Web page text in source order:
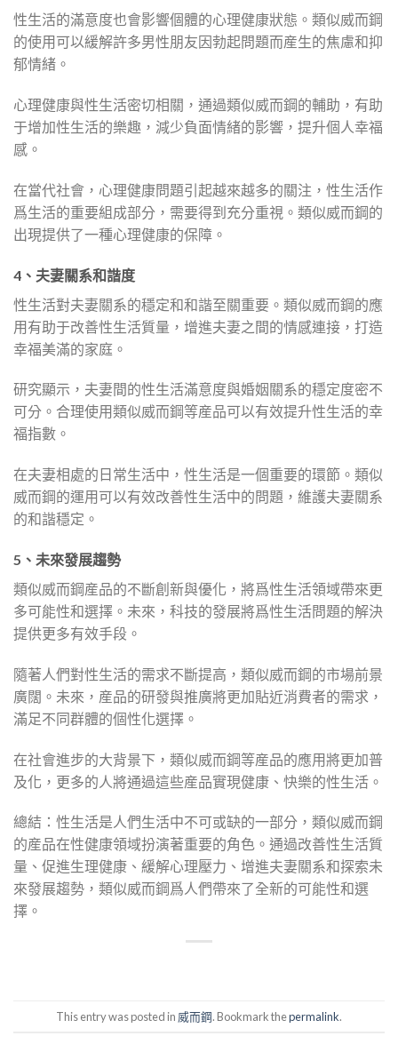
性生活的滿意度也會影響個體的心理健康狀態。類似威而鋼
的使用可以緩解許多男性朋友因勃起問題而産生的焦慮和抑
郁情緒。
心理健康與性生活密切相關，通過類似威而鋼的輔助，有助
于增加性生活的樂趣，減少負面情緒的影響，提升個人幸福
感。
在當代社會，心理健康問題引起越來越多的關注，性生活作
爲生活的重要組成部分，需要得到充分重視。類似威而鋼的
出現提供了一種心理健康的保障。
4、夫妻關系和諧度
性生活對夫妻關系的穩定和和諧至關重要。類似威而鋼的應
用有助于改善性生活質量，增進夫妻之間的情感連接，打造
幸福美滿的家庭。
研究顯示，夫妻間的性生活滿意度與婚姻關系的穩定度密不
可分。合理使用類似威而鋼等産品可以有效提升性生活的幸
福指數。
在夫妻相處的日常生活中，性生活是一個重要的環節。類似
威而鋼的運用可以有效改善性生活中的問題，維護夫妻關系
的和諧穩定。
5、未來發展趨勢
類似威而鋼産品的不斷創新與優化，將爲性生活領域帶來更
多可能性和選擇。未來，科技的發展將爲性生活問題的解決
提供更多有效手段。
隨著人們對性生活的需求不斷提高，類似威而鋼的市場前景
廣闊。未來，産品的研發與推廣將更加貼近消費者的需求，
滿足不同群體的個性化選擇。
在社會進步的大背景下，類似威而鋼等産品的應用將更加普
及化，更多的人將通過這些産品實現健康、快樂的性生活。
總結：性生活是人們生活中不可或缺的一部分，類似威而鋼
的産品在性健康領域扮演著重要的角色。通過改善性生活質
量、促進生理健康、緩解心理壓力、增進夫妻關系和探索未
來發展趨勢，類似威而鋼爲人們帶來了全新的可能性和選
擇。
This entry was posted in 威而鋼. Bookmark thepermalink.